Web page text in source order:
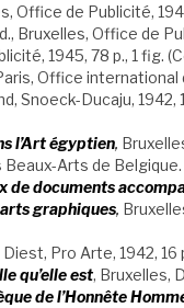
Office de Publicité,
Bruxelles, Office de
1945, 78 p., 1 fig.
Office international
Snoeck-Ducaju,
l’Art égyptien,
Arts de
de documents
graphiques,
Diest, Pro Arte, 1942, 16
qu’elle est, Bruxelles,
de l’Honnête